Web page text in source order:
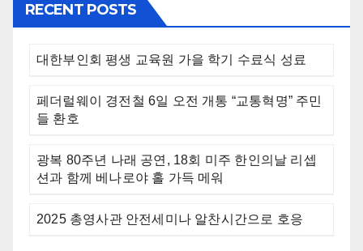
RECENT POSTS
대한부인회 평생 교육원 가을 학기 수료식 성료
페더럴웨이 경전철 6일 오전 개통 “교통혁명” 주민
들 환호
광복 80주년 나래 공연, 18회 미주 한인의날 리셉
션과 함께 베나로야 홀 가득 메워
2025 총영사관 안전세미나 알찬시간으로 호응